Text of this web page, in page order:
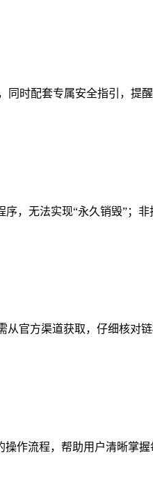
时配套专属安全指引，提
，无法实现“永久销毁”；
官方渠道获取，仔细核对
作流程，帮助用户清晰掌